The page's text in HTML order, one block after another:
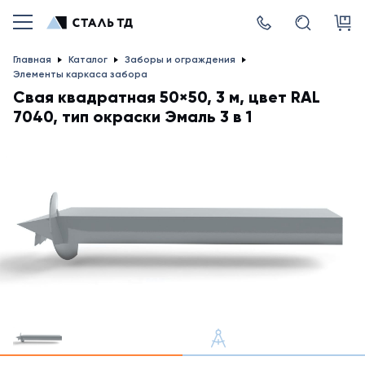
Главная Каталог
Заборы и ограждения
Элементы каркаса забора
Свая квадратная 50×50, 3 м, цвет RAL
7040, тип окраски Эмаль 3 в 1